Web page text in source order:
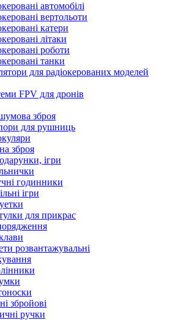
автомобілі
вертольоти
катери
літаки
роботи
танки
для радіокерованих моделей
FPV для дронів
зброя
для рушниць
зброя
ігри
годинники
ігри
для прикрас
розвантажувальні
збройові
ручки